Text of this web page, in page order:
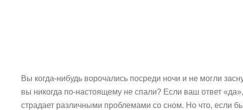
Вы когда-нибудь ворочались посреди ночи и не могли
вы никогда по-настоящему не спали? Если ваш ответ
страдает различными проблемами со сном. Но что, если